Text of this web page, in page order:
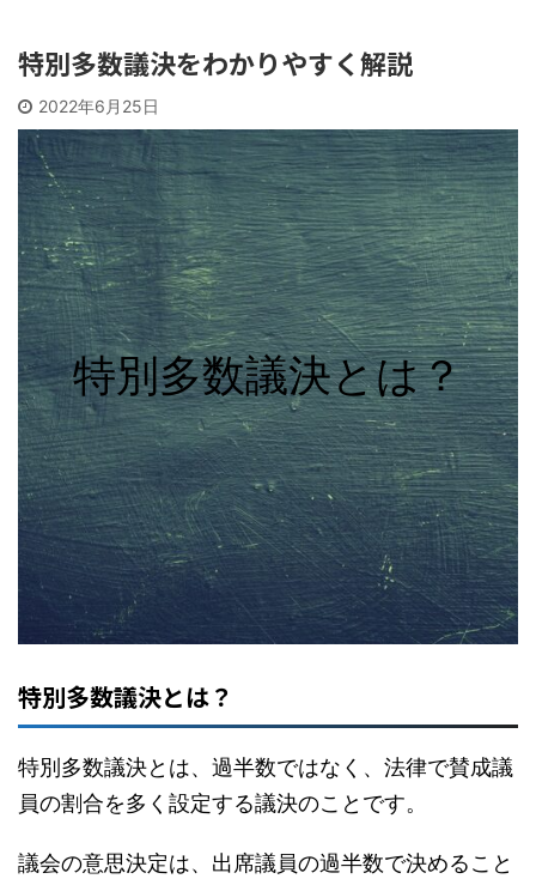
特別多数議決をわかりやすく解説
2022年6月25日
特別多数議決とは？
特別多数議決とは？
特別多数議決とは、過半数ではなく、法律で賛成議
員の割合を多く設定する議決のことです。
議会の意思決定は、出席議員の過半数で決めること